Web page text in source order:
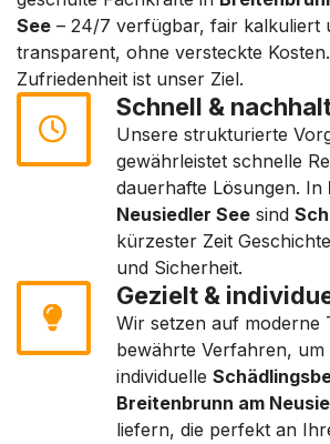
See – 24/7 verfügbar, fair kalkuliert
transparent, ohne versteckte
Zufriedenheit ist unser Ziel.
Schnell &
Unsere strukturierte
gewährleistet schnelle
dauerhafte Lösungen. In
Neusiedler See sind
kürzester Zeit
und Sicherheit.
Gezielt &
Wir setzen auf moderne
bewährte Verfahren, um
individuelle
Breitenbrunn am
liefern, die perfekt an